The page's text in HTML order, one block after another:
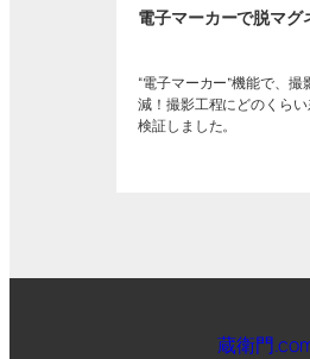
電子マーカーで脱マグ
“電子マーカー”機能で、撮
減！撮影工程にどのくら
検証しました。
蔵衛門